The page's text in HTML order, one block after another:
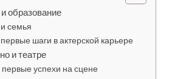
образование
семья
шаги в актерской карьере
и театре
успехи на сцене